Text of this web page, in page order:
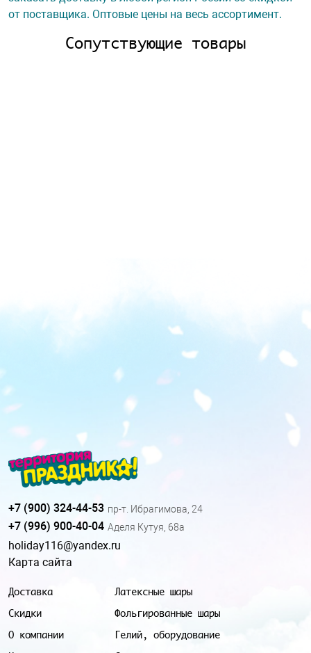
от поставщика. Оптовые цены на весь ассортимент.
Сопутствующие товары
Доставка
Скидки
О компании
Латексные шары
Фольгированные шары
Гелий, оборудование
+7 (900) 324-44-53 пр-т. Ибрагимова, 24
+7 (996) 900-40-04 Аделя Кутуя, 68а
holiday116@yandex.ru
Карта сайта